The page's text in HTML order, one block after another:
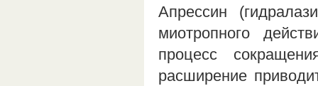
Апрессин
миотропного
процесс
расширение